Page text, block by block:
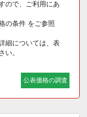
ので、ご利用にあ
の条件 をご参照
細については、表
い。
公表価格の調査